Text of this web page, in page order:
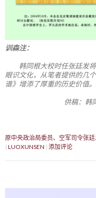
训森注：
韩同根大校时任张廷发
眼识文化，从笔者提供的几
谱》增添了厚重的历史价值。
供稿：
原中央政治局委员、空军司令张
LUOXUNSEN 添加评论